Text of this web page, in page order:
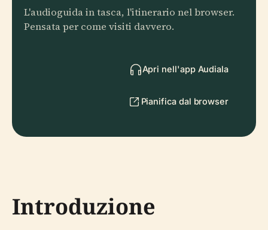
L'audioguida in tasca, l'itinerario nel browser.
Pensata per come visiti davvero.
Apri nell'app Audiala
Pianifica dal browser
Introduzione